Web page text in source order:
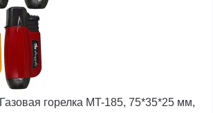
Газовая горелка MT-185, 75*35*25 мм,